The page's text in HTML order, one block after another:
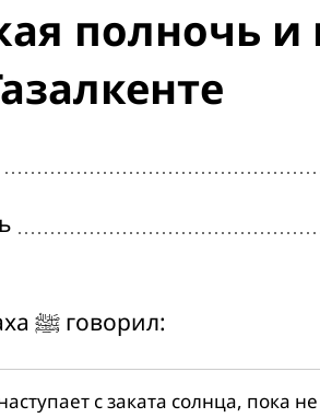
полночь и
Посланник Аллаха ﷺ говорил:
с заката солнца, пока